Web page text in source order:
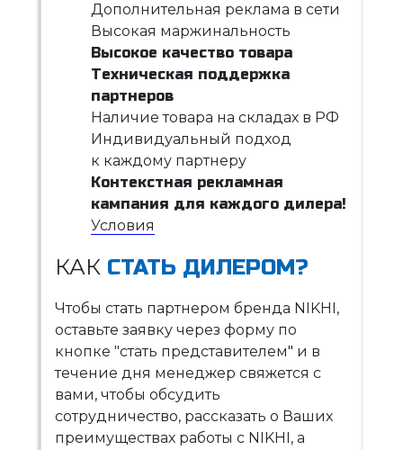
Дополнительная реклама в сети
Высокая маржинальность
Высокое качество товара
Техническая поддержка
партнеров
Наличие товара на складах в РФ
Индивидуальный подход
к каждому партнеру
Контекстная рекламная
кампания для каждого дилера!
Условия
КАК СТАТЬ ДИЛЕРОМ?
Чтобы стать партнером бренда NIKHI,
оставьте заявку через форму по
кнопке "стать представителем" и в
течение дня менеджер свяжется с
вами, чтобы обсудить
сотрудничество, рассказать о Ваших
преимуществах работы с NIKHI, а